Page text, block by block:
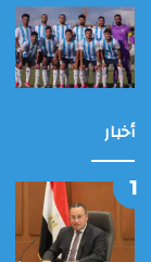
أخبار